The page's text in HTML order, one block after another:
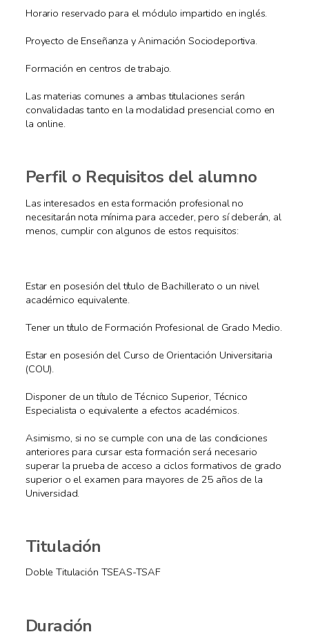
Horario reservado para el módulo impartido en inglés.
Proyecto de Enseñanza y Animación Sociodeportiva.
Formación en centros de trabajo.
Las materias comunes a ambas titulaciones serán
convalidadas tanto en la modalidad presencial como en
la online.
Perfil o Requisitos del alumno
Las interesados en esta formación profesional no
necesitarán nota mínima para acceder, pero sí deberán, al
menos, cumplir con algunos de estos requisitos:
Estar en posesión del título de Bachillerato o un nivel
académico equivalente.
Tener un título de Formación Profesional de Grado Medio.
Estar en posesión del Curso de Orientación Universitaria
(COU).
Disponer de un título de Técnico Superior, Técnico
Especialista o equivalente a efectos académicos.
Asimismo, si no se cumple con una de las condiciones
anteriores para cursar esta formación será necesario
superar la prueba de acceso a ciclos formativos de grado
superior o el examen para mayores de 25 años de la
Universidad.
Titulación
Doble Titulación TSEAS-TSAF
Duración